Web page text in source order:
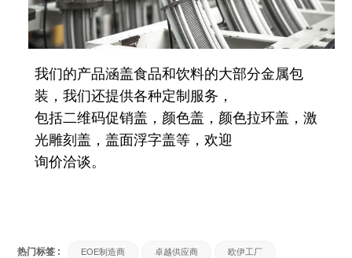
我们的产品涵盖食品和饮料的大部分金属包
装，我们还提供各种定制服务，
包括二维码促销盖，颜色盖，颜色拉环盖，激
光雕刻盖，盖面浮字盖等，欢迎
询价洽谈。
热门标签 : EOE制造商 卓越供应商 欧伊工厂